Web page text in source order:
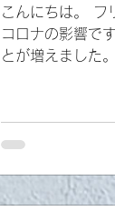
こんにちは。 フ
コロナの影響で
とが増えました
ます。...